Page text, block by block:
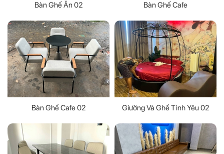
Bàn Ghế Ăn 02 Bàn Ghế Cafe
Bàn Ghế Cafe 02 Giường Và Ghế Tình Yêu 02